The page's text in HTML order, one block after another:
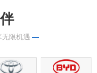
限机遇 —